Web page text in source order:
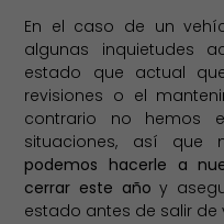
En el caso de un
algunas inquietudes
estado que actual
revisiones o el
contrario no hemos
situaciones, así que
podemos hacerle a
cerrar este añoy
estado antes de salir de